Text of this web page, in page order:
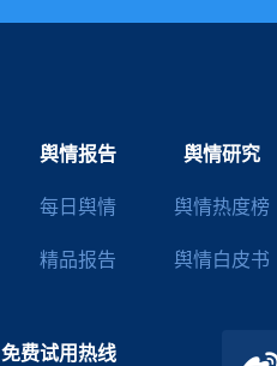
舆情报告
每日舆情
精品报告
舆情研究
舆情热度榜
舆情白皮书
免费试用热线